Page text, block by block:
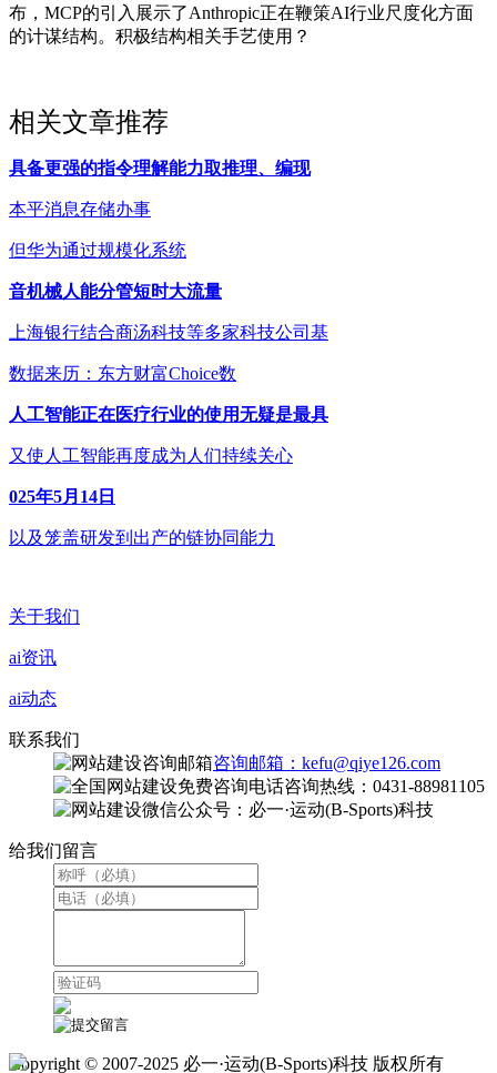
布，MCP的引入展示了Anthropic正在鞭策AI行业尺度化方面
的计谋结构。积极结构相关手艺使用？
相关文章推荐
具备更强的指令理解能力取推理、编现
本平消息存储办事
但华为通过规模化系统
音机械人能分管短时大流量
上海银行结合商汤科技等多家科技公司基
数据来历：东方财富Choice数
人工智能正在医疗行业的使用无疑是最具
又使人工智能再度成为人们持续关心
025年5月14日
以及笼盖研发到出产的链协同能力
关于我们
ai资讯
ai动态
联系我们
咨询邮箱：kefu@qiye126.com
咨询热线：0431-88981105
微信公众号：必一·运动(B-Sports)科技
给我们留言
Copyright © 2007-2025 必一·运动(B-Sports)科技 版权所有